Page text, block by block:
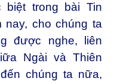
biệt trong bài Tin
nay, cho chúng ta
được nghe, liên
Ngài và Thiên
chúng ta nữa,